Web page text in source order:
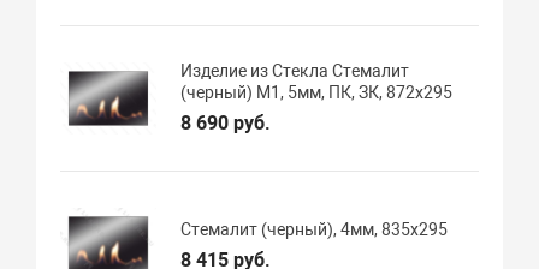
Изделие из Стекла Стемалит
(черный) М1, 5мм, ПК, ЗК, 872х295
8 690 руб.
Стемалит (черный), 4мм, 835х295
8 415 руб.